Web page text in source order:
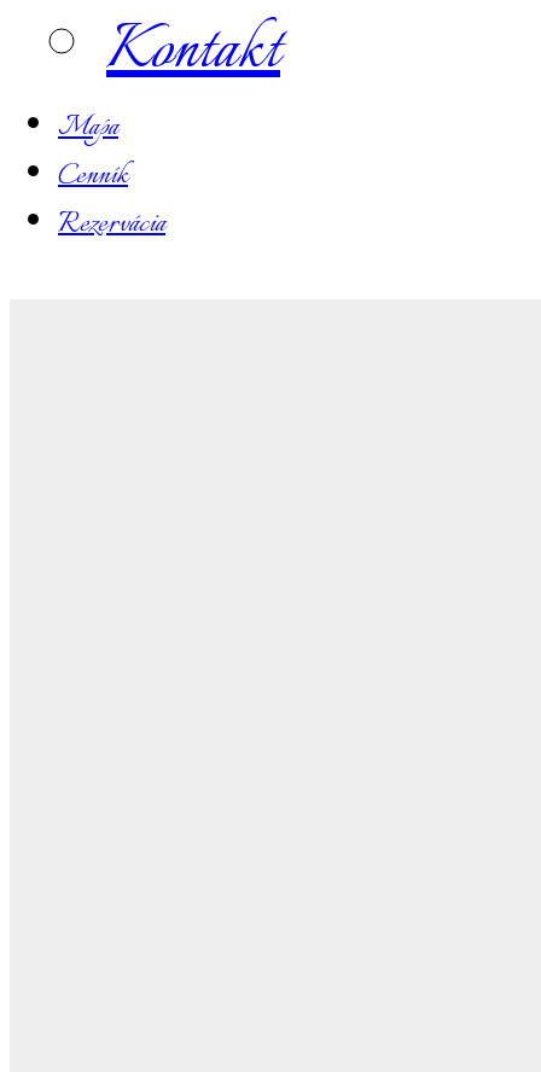
Kontakt
Mapa
Cenník
Rezervácia